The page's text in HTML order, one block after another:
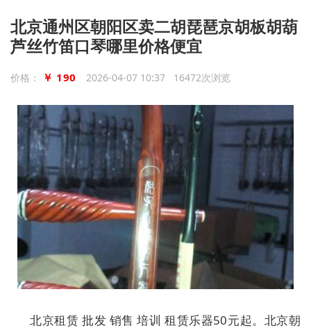
北京通州区朝阳区卖二胡琵琶京胡板胡葫
芦丝竹笛口琴哪里价格便宜
价格： ￥ 190 2026-04-07 10:37 16472次浏览
北京租赁 批发 销售 培训 租赁乐器50元起。北京朝